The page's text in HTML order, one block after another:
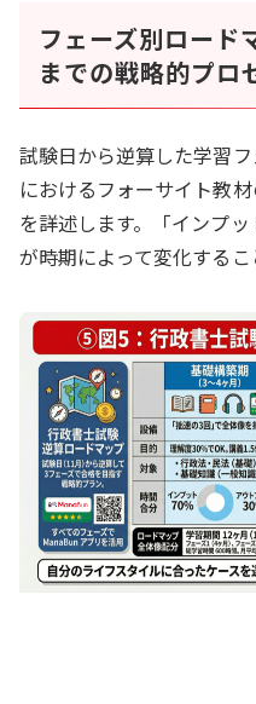
フェーズ別ロード
までの戦略的プロ
試験日から逆算した学習
におけるフォーサイト教
を詳述します。「インプ
が時期によって変化するこ